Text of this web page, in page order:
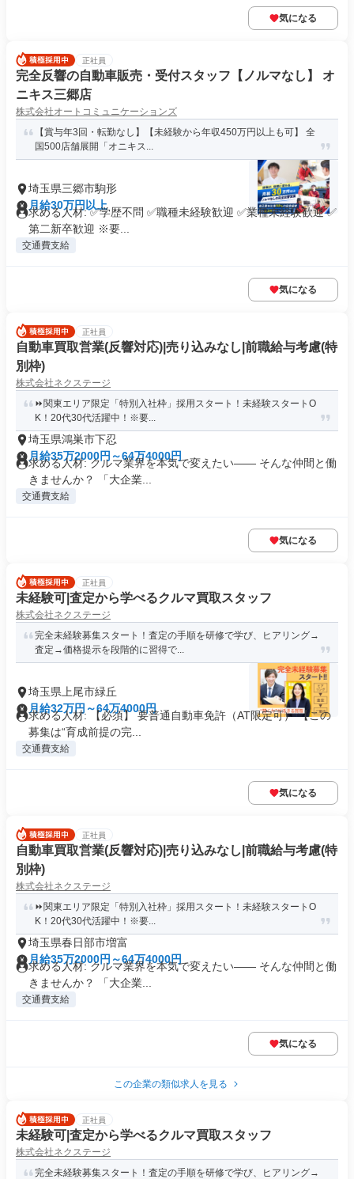
気になる
正社員
完全反響の自動車販売・受付スタッフ【ノルマなし】 オ
ニキス三郷店
株式会社オートコミュニケーションズ
【賞与年3回・転勤なし】【未経験から年収450万円以上も可】 全
国500店舗展開「オニキス...
埼玉県三郷市駒形
月給30万円以上
求める人材: ✅学歴不問 ✅職種未経験歓迎 ✅業種未経験歓迎 ✅
第二新卒歓迎 ※要...
交通費支給
気になる
正社員
自動車買取営業(反響対応)|売り込みなし|前職給与考慮(特
別枠)
株式会社ネクステージ
⏩️関東エリア限定「特別入社枠」採用スタート！未経験スタートO
K！20代30代活躍中！※要...
埼玉県鴻巣市下忍
月給35万2000円～64万4000円
求める人材: クルマ業界を本気で変えたい―― そんな仲間と働
きませんか？ 「大企業...
交通費支給
気になる
正社員
未経験可|査定から学べるクルマ買取スタッフ
株式会社ネクステージ
完全未経験募集スタート！査定の手順を研修で学び、ヒアリング→
査定→価格提示を段階的に習得で...
埼玉県上尾市緑丘
月給32万円～64万4000円
求める人材: 【必須】 要普通自動車免許（AT限定可） 【この
募集は“育成前提の完...
交通費支給
気になる
正社員
自動車買取営業(反響対応)|売り込みなし|前職給与考慮(特
別枠)
株式会社ネクステージ
⏩️関東エリア限定「特別入社枠」採用スタート！未経験スタートO
K！20代30代活躍中！※要...
埼玉県春日部市増富
月給35万2000円～64万4000円
求める人材: クルマ業界を本気で変えたい―― そんな仲間と働
きませんか？ 「大企業...
交通費支給
気になる
この企業の類似求人を見る
正社員
未経験可|査定から学べるクルマ買取スタッフ
株式会社ネクステージ
完全未経験募集スタート！査定の手順を研修で学び、ヒアリング→